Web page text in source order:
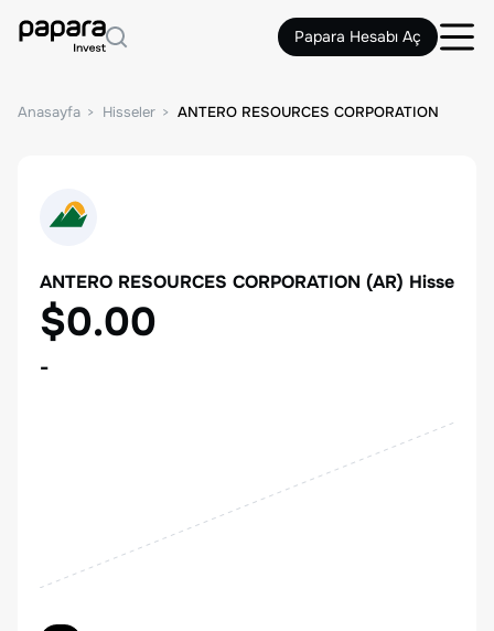
Papara Hesabı Aç
Anasayfa Hisseler ANTERO RESOURCES CORPORATION
ANTERO RESOURCES CORPORATION (AR) Hisse
$0.00
-